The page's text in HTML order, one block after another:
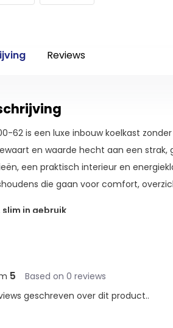
Reviews
62 is een luxe inbouw koelkast
en waarde hecht aan een strak,
een praktisch interieur en
die gaan voor comfort,
slim in gebruik
montage sluit de koelkast naadloos
zorgt ervoor dat de deur altijd
62 heeft een netto inhoud van 183
5 Based on 0 reviews
geschreven over dit product..